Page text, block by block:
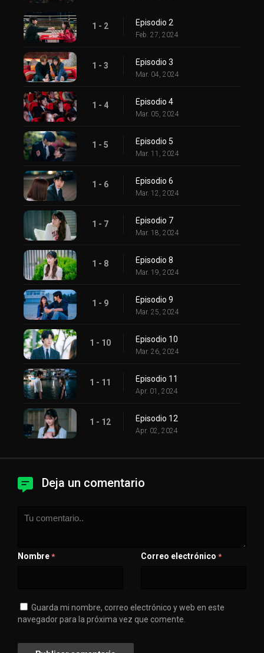
1 - 2 Episodio 2
Feb. 27, 2024
1 - 3 Episodio 3
Mar. 04, 2024
1 - 4 Episodio 4
Mar. 05, 2024
1 - 5 Episodio 5
Mar. 11, 2024
1 - 6 Episodio 6
Mar. 12, 2024
1 - 7 Episodio 7
Mar. 18, 2024
1 - 8 Episodio 8
Mar. 19, 2024
1 - 9 Episodio 9
Mar. 25, 2024
1 - 10 Episodio 10
Mar. 26, 2024
1 - 11 Episodio 11
Apr. 01, 2024
1 - 12 Episodio 12
Apr. 02, 2024
Deja un comentario
Nombre * Correo electrónico *
Guarda mi nombre, correo electrónico y web en este
navegador para la próxima vez que comente.